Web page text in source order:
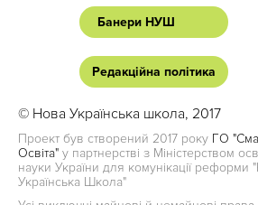
Банери НУШ
Редакційна політика
© Нова Українська школа, 2017
Проект був створений 2017 року ГО
Освіта" у партнерстві з Міністерством
науки України для комунікації реформи
Українська Школа"